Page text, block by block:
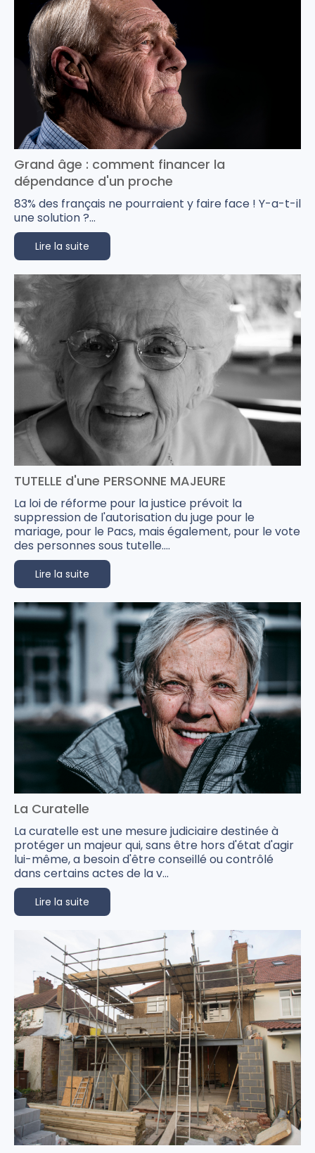
Grand âge : comment financer la
dépendance d'un proche
83% des français ne pourraient y faire face ! Y-a-t-il
une solution ?...
Lire la suite
TUTELLE d'une PERSONNE MAJEURE
La loi de réforme pour la justice prévoit la
suppression de l'autorisation du juge pour le
mariage, pour le Pacs, mais également, pour le vote
des personnes sous tutelle....
Lire la suite
La Curatelle
La curatelle est une mesure judiciaire destinée à
protéger un majeur qui, sans être hors d'état d'agir
lui-même, a besoin d'être conseillé ou contrôlé
dans certains actes de la v...
Lire la suite